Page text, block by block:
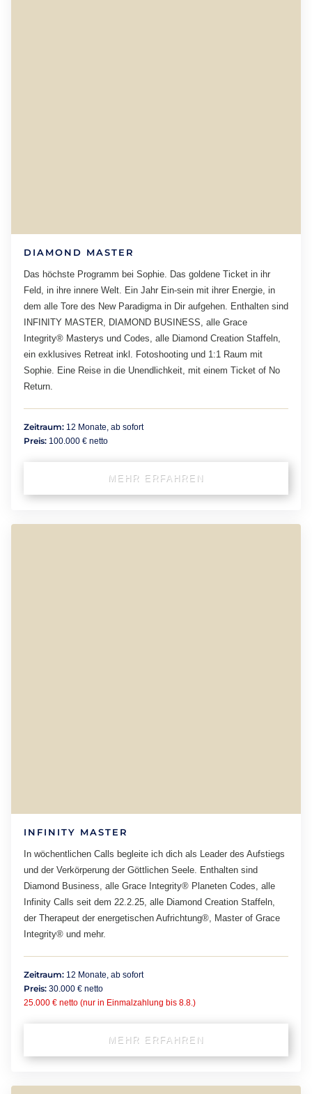
DIAMOND MASTER
Das höchste Programm bei Sophie. Das goldene Ticket in ihr
Feld, in ihre innere Welt. Ein Jahr Ein-sein mit ihrer Energie, in
dem alle Tore des New Paradigma in Dir aufgehen. Enthalten sind
INFINITY MASTER, DIAMOND BUSINESS, alle Grace
Integrity® Masterys und Codes, alle Diamond Creation Staffeln,
ein exklusives Retreat inkl. Fotoshooting und 1:1 Raum mit
Sophie. Eine Reise in die Unendlichkeit, mit einem Ticket of No
Return.
Zeitraum: 12 Monate, ab sofort
Preis: 100.000 € netto
MEHR ERFAHREN
INFINITY MASTER
In wöchentlichen Calls begleite ich dich als Leader des Aufstiegs
und der Verkörperung der Göttlichen Seele. Enthalten sind
Diamond Business, alle Grace Integrity® Planeten Codes, alle
Infinity Calls seit dem 22.2.25, alle Diamond Creation Staffeln,
der Therapeut der energetischen Aufrichtung®, Master of Grace
Integrity® und mehr.
Zeitraum: 12 Monate, ab sofort
Preis: 30.000 € netto
25.000 € netto (nur in Einmalzahlung bis 8.8.)
MEHR ERFAHREN